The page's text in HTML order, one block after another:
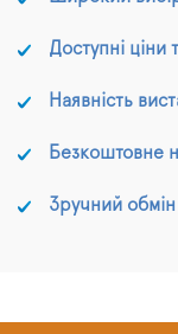
Доступні ціни
Наявність
Безкоштовне
Зручний